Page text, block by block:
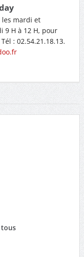
les mardi et
9 H à 12 H, pour
: 02.54.21.18.13.
tous